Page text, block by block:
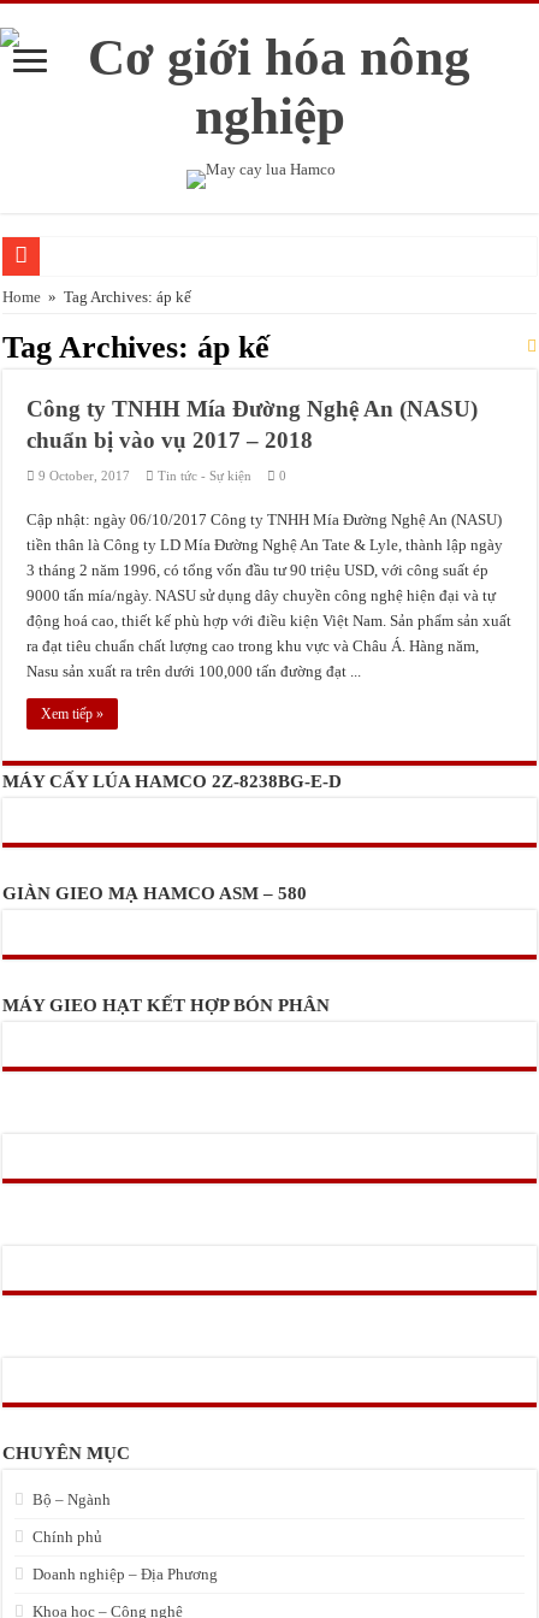
HAMCO sản xuất mẫu mới máy gieo ngô 4 hàng kết hợp bón phân
Đào tạo nghề vận hành máy nông nghiệp sử dụng trong sân golf
Huấn luyện an toàn lao động, vệ sinh lao động năm 2017 tại tỉnh Hà Nam
An toàn trong sử dụng bình gas, chai gas
Hà Nội: huyện Thường Tín trồng khoai tây bằng máy vụ Đông 2017
Thái Bình đẩy mạnh cơ giới hóa trồng khoai tây vụ Đông 2017
Bắc Giang triển khai mô hình cơ giới hóa đồng bộ trong canh tác Khoai Tây
Tọa đàm về đánh giá rủi ro và giảm thiểu nguy cơ mất an toàn lao động trong
Công ty TNHH Mía Đường Nghệ An (NASU) chuẩn bị vào vụ 2017 – 2018
Home » Tag Archives: áp kế
Tag Archives:áp kế
Công ty TNHH Mía Đường Nghệ An (NASU)
chuẩn bị vào vụ 2017 – 2018
9 October, 2017 Tin tức - Sự kiện 0
Cập nhật: ngày 06/10/2017 Công ty TNHH Mía Đường Nghệ An (NASU)
tiền thân là Công ty LD Mía Đường Nghệ An Tate & Lyle, thành lập ngày
3 tháng 2 năm 1996, có tổng vốn đầu tư 90 triệu USD, với công suất ép
9000 tấn mía/ngày. NASU sử dụng dây chuyền công nghệ hiện đại và tự
động hoá cao, thiết kế phù hợp với điều kiện Việt Nam. Sản phẩm sản xuất
ra đạt tiêu chuẩn chất lượng cao trong khu vực và Châu Á. Hàng năm,
Nasu sản xuất ra trên dưới 100,000 tấn đường đạt ...
Xem tiếp »
MÁY CẤY LÚA HAMCO 2Z-8238BG-E-D
GIÀN GIEO MẠ HAMCO ASM – 580
MÁY GIEO HẠT KẾT HỢP BÓN PHÂN
CHUYÊN MỤC
Bộ – Ngành
Chính phủ
Doanh nghiệp – Địa Phương
Khoa học – Công nghệ